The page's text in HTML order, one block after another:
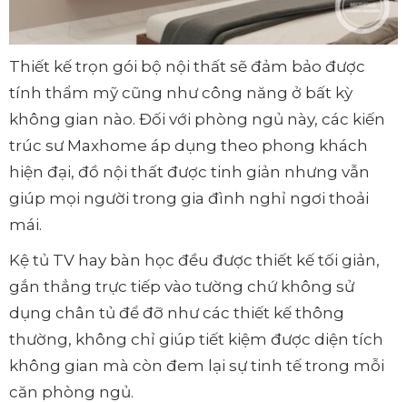
Thiết kế trọn gói bộ nội thất sẽ đảm bảo được
tính thẩm mỹ cũng như công năng ở bất kỳ
không gian nào. Đối với phòng ngủ này, các kiến
trúc sư Maxhome áp dụng theo phong khách
hiện đại, đồ nội thất được tinh giản nhưng vẫn
giúp mọi người trong gia đình nghỉ ngơi thoải
mái.
Kệ tủ TV hay bàn học đều được thiết kế tối giản,
gắn thẳng trực tiếp vào tường chứ không sử
dụng chân tủ để đỡ như các thiết kế thông
thường, không chỉ giúp tiết kiệm được diện tích
không gian mà còn đem lại sự tinh tế trong mỗi
căn phòng ngủ.